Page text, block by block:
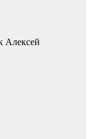
Алексей